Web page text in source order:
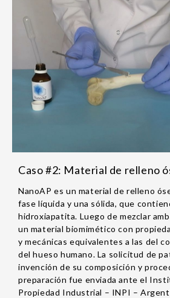
Caso #2: Material de relleno
NanoAP es un material de relleno
fase líquida y una sólida, que
hidroxiapatita. Luego de mezclar
un material biomimético con
y mecánicas equivalentes a las del
del hueso humano. La solicitud de
invención de su composición y
preparación fue enviada ante el
Propiedad Industrial – INPI –